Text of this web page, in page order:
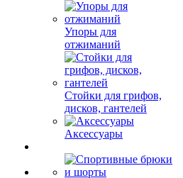
Упоры для
отжиманий
Стойки для грифов,
дисков, гантелей
Аксессуары